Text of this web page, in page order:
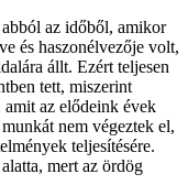
az időből, amikor
és haszonélvezője volt,
állt. Ezért teljesen
tett, miszerint
amit az elődeink évek
nem végeztek el,
teljesítésére.
mert az ördög